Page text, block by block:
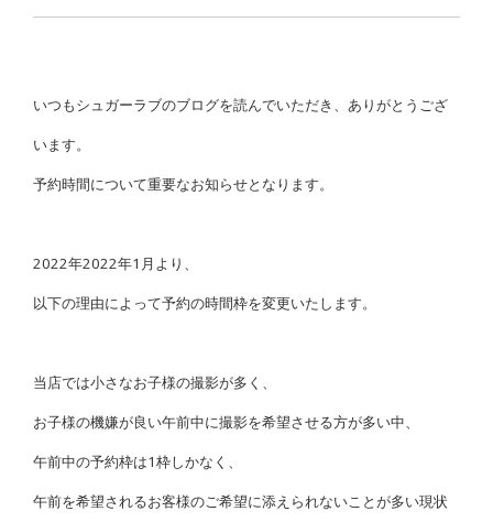
いつもシュガーラブのブログを読んでいただき、ありがとうござ
います。
予約時間について重要なお知らせとなります。
2022年2022年1月より、
以下の理由によって予約の時間枠を変更いたします。
当店では小さなお子様の撮影が多く、
お子様の機嫌が良い午前中に撮影を希望させる方が多い中、
午前中の予約枠は1枠しかなく、
午前を希望されるお客様のご希望に添えられないことが多い現状